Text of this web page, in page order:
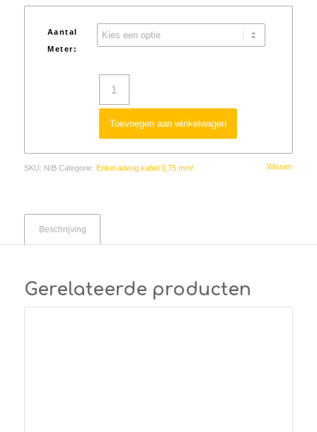
Aantal
Meter:
Wissen
Toevoegen aan winkelwagen
SKU: N/B Categorie: Enkel aderig kabel 0,75 mm²
Beschrijving
Gerelateerde producten